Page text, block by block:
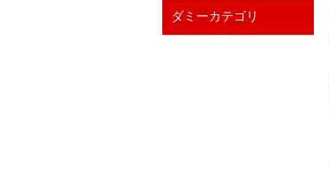
ダミーカテゴリ